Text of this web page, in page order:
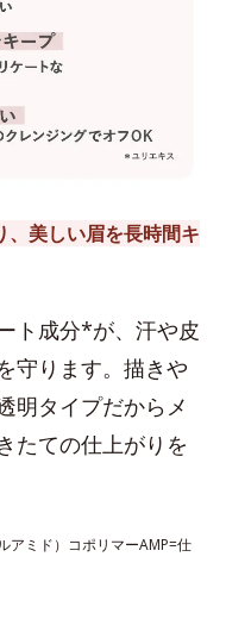
、美しい眉を長時間キ
ト成分*が、汗や皮
守ります。描きや
明タイプだからメ
たての仕上がりを
アミド）コポリマーAMP=仕